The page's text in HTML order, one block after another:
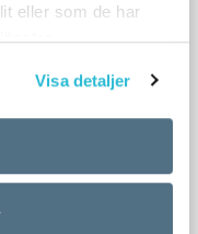
eller som de har
Visa detaljer